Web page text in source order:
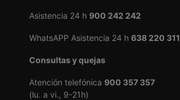
Asistencia 24 h 900 242 242
WhatsAPP Asistencia 24 h 638 220 311
Consultas y quejas
Atención telefónica 900 357 357
(lu. a vi., 9-21h)